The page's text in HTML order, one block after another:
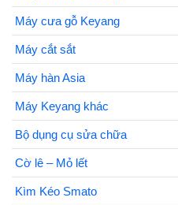
Máy cưa gỗ Keyang
Máy cắt sắt
Máy hàn Asia
Máy Keyang khác
Bộ dụng cụ sửa chữa
Cờ lê – Mỏ lết
Kìm Kéo Smato